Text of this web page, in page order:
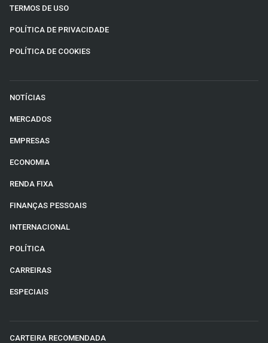
TERMOS DE USO
POLÍTICA DE PRIVACIDADE
POLÍTICA DE COOKIES
NOTÍCIAS
MERCADOS
EMPRESAS
ECONOMIA
RENDA FIXA
FINANÇAS PESSOAIS
INTERNACIONAL
POLÍTICA
CARREIRAS
ESPECIAIS
CARTEIRA RECOMENDADA